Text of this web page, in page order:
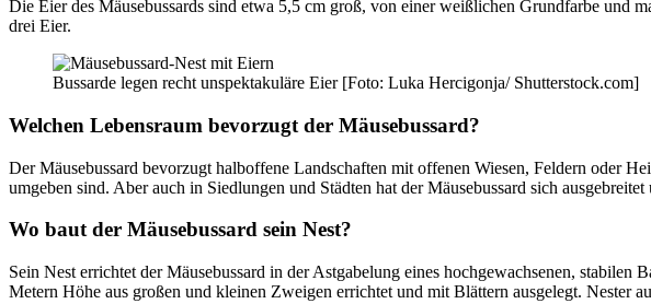
Die Eier des Mäusebussards sind etwa 5,5 cm groß, von einer weißlichen Grundfarbe und
drei Eier.
Bussarde legen recht unspektakuläre Eier [Foto: Luka Hercigonja/ Shutterstock.com]
Welchen Lebensraum bevorzugt der Mäusebussard?
Der Mäusebussard bevorzugt halboffene Landschaften mit offenen Wiesen, Feldern oder
umgeben sind. Aber auch in Siedlungen und Städten hat der Mäusebussard sich
Wo baut der Mäusebussard sein Nest?
Sein Nest errichtet der Mäusebussard in der Astgabelung eines hochgewachsenen,
Metern Höhe aus großen und kleinen Zweigen errichtet und mit Blättern ausgelegt. Nester